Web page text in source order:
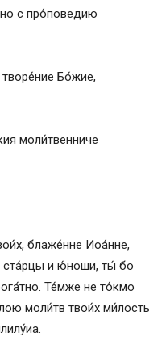
с про́поведию
Бо́жие,
моли́твенниче
блаже́нне Иоа́нне,
ста́рцы и ю́ноши, ты́ бо
Те́мже не то́кмо
моли́тв твои́х ми́лость